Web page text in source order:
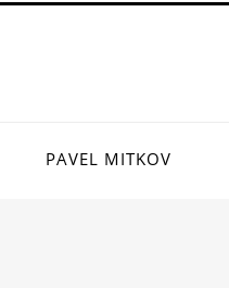
PAVEL MITKOV